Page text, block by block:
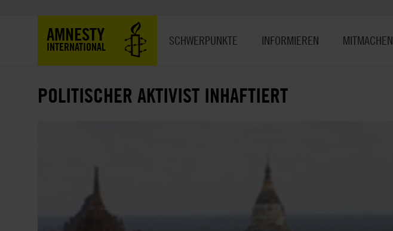
AMNESTY
INTERNATIONAL SCHWERPUNKTE INFORMIEREN MITMACHEN
POLITISCHER AKTIVIST INHAFTIERT